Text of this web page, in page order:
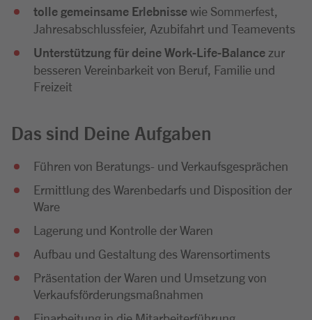
tolle gemeinsame Erlebnissewie Sommerfest,
Jahresabschlussfeier, Azubifahrt und Teamevents
Unterstützung für deine Work-Life-Balance zur
besseren Vereinbarkeit von Beruf, Familie und
Freizeit
Das sind Deine Aufgaben
Führen von Beratungs- und Verkaufsgesprächen
Ermittlung des Warenbedarfs und Disposition der
Ware
Lagerung und Kontrolle der Waren
Aufbau und Gestaltung des Warensortiments
Präsentation der Waren und Umsetzung von
Verkaufsförderungsmaßnahmen